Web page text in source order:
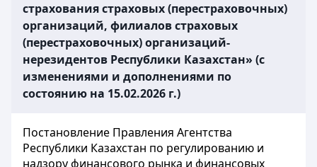
страхования страховых (перестраховочных)
организаций, филиалов страховых
(перестраховочных) организаций-
нерезидентов Республики Казахстан» (с
изменениями и дополнениями по
состоянию на 15.02.2026 г.)
Постановление Правления Агентства
Республики Казахстан по регулированию и
надзору финансового рынка и финансовых